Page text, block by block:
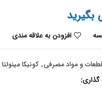
بگیرید
افزودن به علاقه مندی
و مواد مصرفی, کونیکا مینولتا